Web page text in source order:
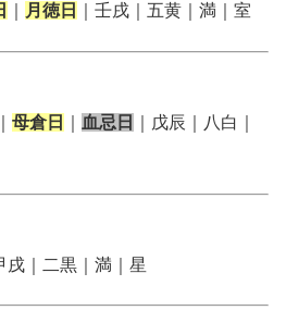
月徳日 ｜壬戌｜五黄｜満｜室
母倉日 血忌日
｜戊辰｜八白｜
戌｜二黒｜満｜星